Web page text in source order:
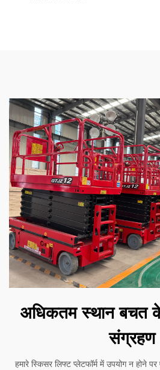
अधिकतम स्थान बचत
संग्रहण
हमारे स्किसर लिफ्ट प्लेटफॉर्म में उपयोग न होने